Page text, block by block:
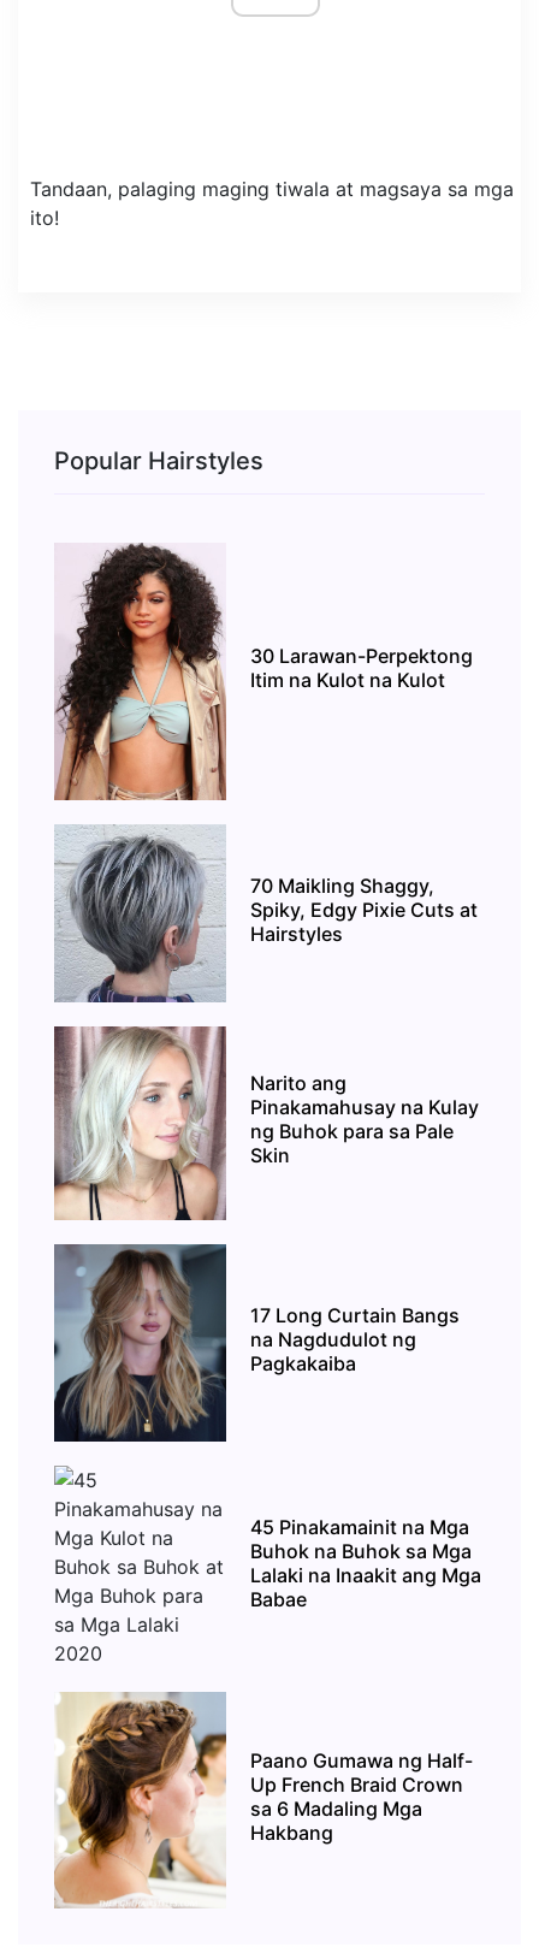
Tandaan, palaging maging tiwala at magsaya sa mga
ito!
Popular Hairstyles
30 Larawan-Perpektong
Itim na Kulot na Kulot
70 Maikling Shaggy,
Spiky, Edgy Pixie Cuts at
Hairstyles
Narito ang
Pinakamahusay na Kulay
ng Buhok para sa Pale
Skin
17 Long Curtain Bangs
na Nagdudulot ng
Pagkakaiba
45 Pinakamainit na Mga
Buhok na Buhok sa Mga
Lalaki na Inaakit ang Mga
Babae
Paano Gumawa ng Half-
Up French Braid Crown
sa 6 Madaling Mga
Hakbang